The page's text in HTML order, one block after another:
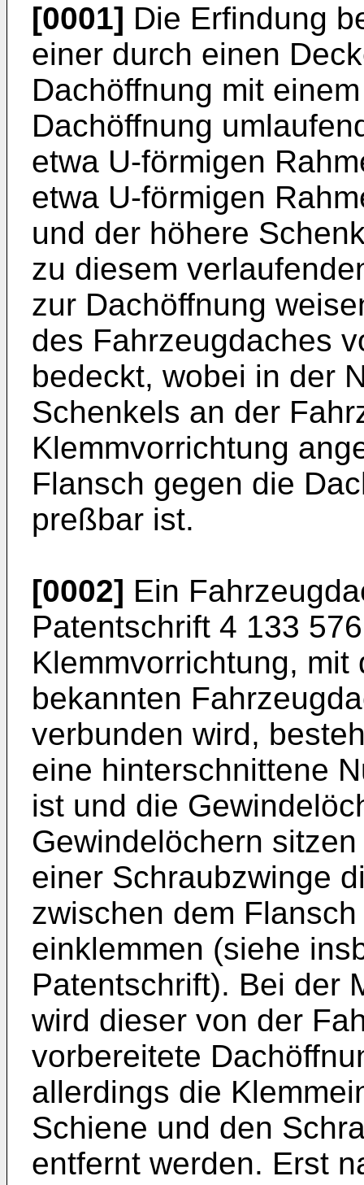
[0001] Die Erfindung
einer durch einen
Dachöffnung mit
Dachöffnung
etwa U-förmigen
etwa U-förmigen
und der höhere
zu diesem
zur Dachöffnung
des Fahrzeugdaches
bedeckt, wobei in der
Schenkels an der
Klemmvorrichtung
Flansch gegen die
preßbar ist.
[0002] Ein
Patentschrift 4 133
Klemmvorrichtung,
bekannten
verbunden wird,
eine hinterschnittene
ist und die
Gewindelöchern
einer Schraubzwinge
zwischen dem
einklemmen (siehe
Patentschrift). Bei der
wird dieser von der
vorbereitete
allerdings die
Schiene und den
entfernt werden. Erst